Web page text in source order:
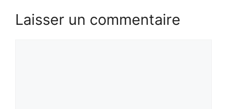
Laisser un commentaire